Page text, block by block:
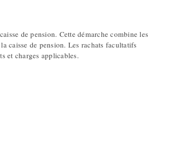
de pension. Cette démarche combine les
caisse de pension. Les rachats facultatifs
et charges applicables.